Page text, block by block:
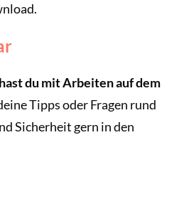
du mit Arbeiten auf dem
Tipps oder Fragen rund
Sicherheit gern in den